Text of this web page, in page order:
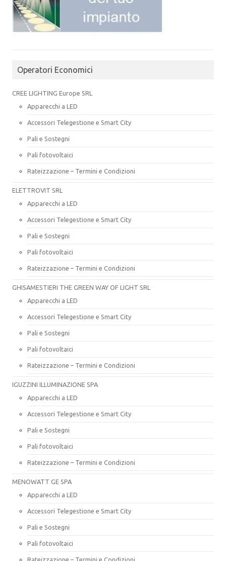
Operatori Economici
CREE LIGHTING Europe SRL
Apparecchi a LED
Accessori Telegestione e Smart City
Pali e Sostegni
Pali fotovoltaici
Rateizzazione – Termini e Condizioni
ELETTROVIT SRL
Apparecchi a LED
Accessori Telegestione e Smart City
Pali e Sostegni
Pali fotovoltaici
Rateizzazione – Termini e Condizioni
GHISAMESTIERI THE GREEN WAY OF LIGHT SRL
Apparecchi a LED
Accessori Telegestione e Smart City
Pali e Sostegni
Pali fotovoltaici
Rateizzazione – Termini e Condizioni
IGUZZINI ILLUMINAZIONE SPA
Apparecchi a LED
Accessori Telegestione e Smart City
Pali e Sostegni
Pali fotovoltaici
Rateizzazione – Termini e Condizioni
MENOWATT GE SPA
Apparecchi a LED
Accessori Telegestione e Smart City
Pali e Sostegni
Pali fotovoltaici
Rateizzazione – Termini e Condizioni